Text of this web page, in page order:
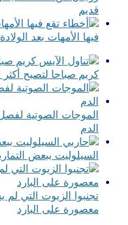
قديم
فيها الأمهات بعد
كريم صباحا لتصبح أكثر
الموجات الصوتية لفصل
الدم
السيلوليت ببعض
تجنبوا الزيوت التي لم
معصورة على البارد